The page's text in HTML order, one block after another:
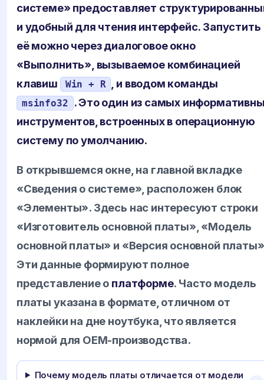
системе» предоставляет
и удобный для чтения интерфейс. Запустить
её можно через диалоговое окно
«Выполнить», вызываемое комбинацией
клавиш
Win + R , и вводом команды
msinfo32
. Это один из самых
инструментов, встроенных в операционную
систему по умолчанию.
В открывшемся окне, на главной вкладке
«Сведения о системе», расположен блок
«Элементы». Здесь нас интересуют строки
«Изготовитель основной платы», «Модель
основной платы» и «Версия основной
Эти данные формируют полное
представление о платформе. Часто модель
платы указана в формате, отличном от
наклейки на дне ноутбука, что является
нормой для OEM-производства.
Почему модель платы отличается от модели